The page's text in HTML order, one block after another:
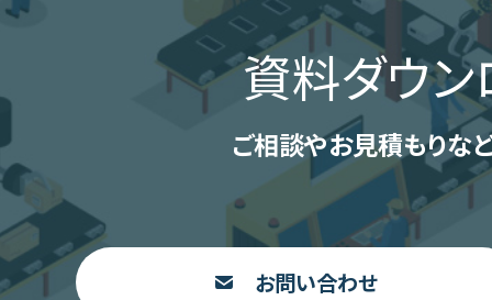
資料ダウン
ご相談やお見積もりなど
お問い合わせ